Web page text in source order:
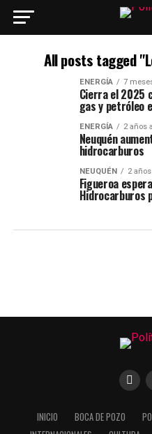
All posts tagged
ENERGÍA 7
Cierra el 2025
gas y petróleo
ENERGÍA 2 años
Neuquén
hidrocarburos
NEUQUÉN 2
Figueroa
Hidrocarburos
INICIO BOCA DE POZO